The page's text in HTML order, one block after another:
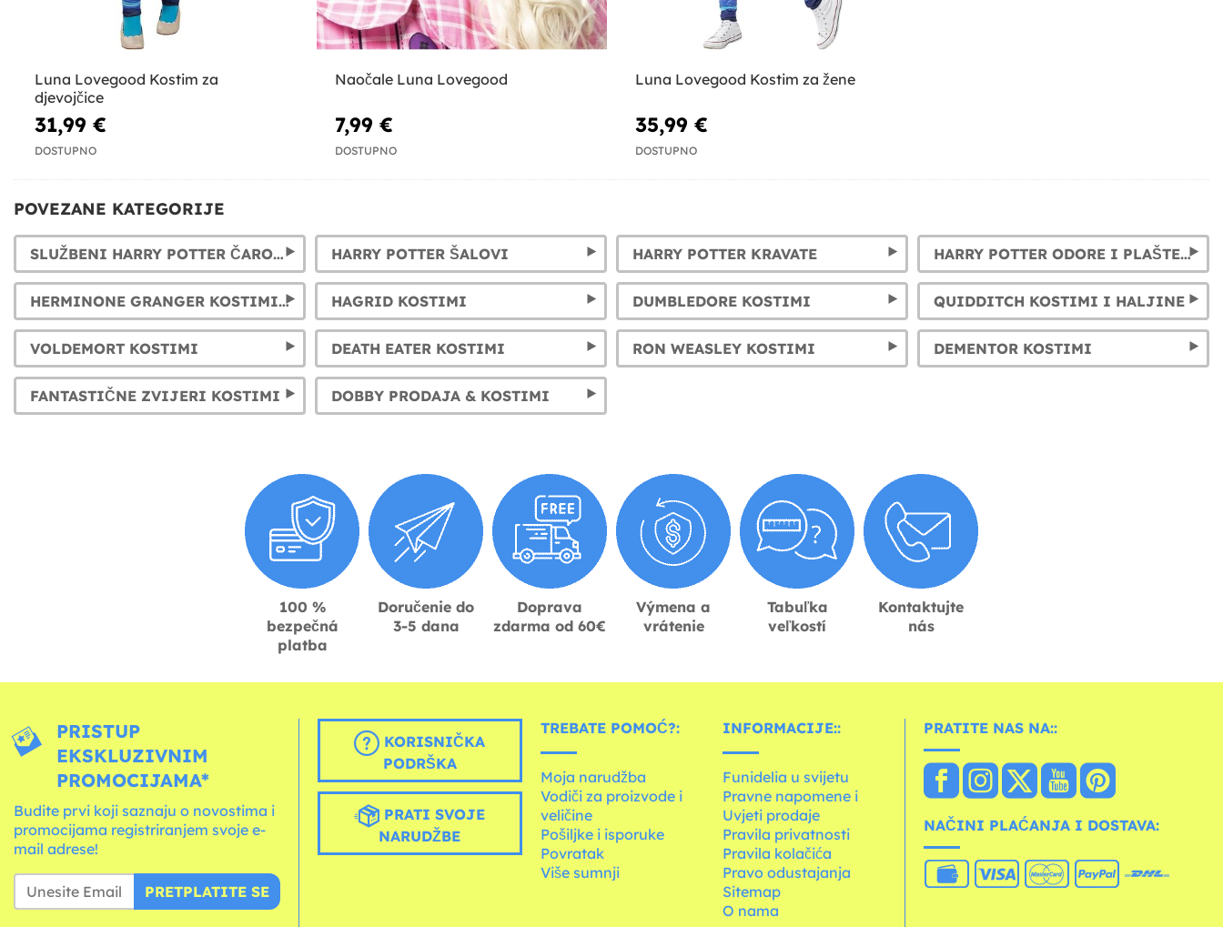
Luna Lovegood Kostim za
djevojčice
31,99 €
DOSTUPNO
Naočale Luna Lovegood
7,99 €
DOSTUPNO
Luna Lovegood Kostim za žene
35,99 €
DOSTUPNO
POVEZANE KATEGORIJE
SLUŽBENI HARRY POTTER ČAROBNI ŠTAPIĆI HARRY POTTER ŠALOVI HARRY POTTER KRAVATE HARRY POTTER ODORE I PLAŠTEVI: GRYFFINDOR, SLYTHERIN, HUFFLEPUFF I RAVENCLAW
HERMINONE GRANGER KOSTIMI ZA ŽENE I DJEVOJKE HAGRID KOSTIMI DUMBLEDORE KOSTIMI QUIDDITCH KOSTIMI I HALJINE
VOLDEMORT KOSTIMI DEATH EATER KOSTIMI RON WEASLEY KOSTIMI DEMENTOR KOSTIMI
FANTASTIČNE ZVIJERI KOSTIMI DOBBY PRODAJA & KOSTIMI
100 %
bezpečná
platba
Doručenie do
3-5 dana
Doprava
zdarma od 60€
Výmena a
vrátenie
Tabuľka
veľkostí
Kontaktujte
nás
PRISTUP
EKSKLUZIVNIM
PROMOCIJAMA*
Budite prvi koji saznaju o novostima i
promocijama registriranjem svoje e-
mail adrese!
PRETPLATITE SE
KORISNIČKA
PODRŠKA
PRATI SVOJE
NARUDŽBE
TREBATE POMOĆ?:
Moja narudžba
Vodiči za proizvode i
veličine
Pošiljke i isporuke
Povratak
Više sumnji
INFORMACIJE::
Funidelia u svijetu
Pravne napomene i
Uvjeti prodaje
Pravila privatnosti
Pravila kolačića
Pravo odustajanja
Sitemap
O nama
PRATITE NAS NA::
NAČINI PLAĆANJA I DOSTAVA: